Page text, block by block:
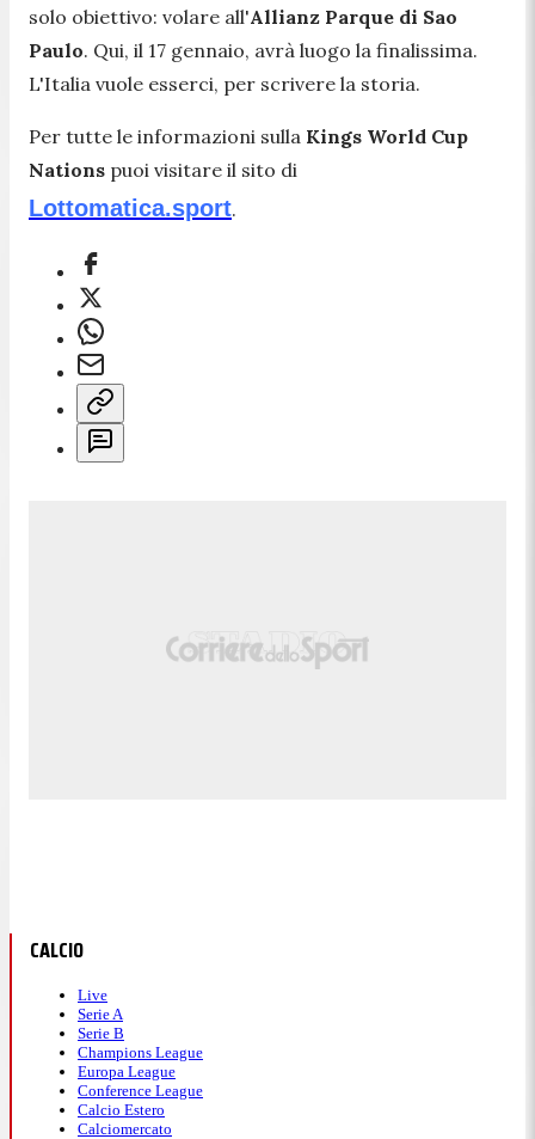
solo obiettivo: volare all'Allianz Parque di Sao
Paulo. Qui, il 17 gennaio, avrà luogo la finalissima.
L'Italia vuole esserci, per scrivere la storia.
Per tutte le informazioni sulla Kings World Cup
Nations puoi visitare il sito di
Lottomatica.sport.
CALCIO
Live
Serie A
Serie B
Champions League
Europa League
Conference League
Calcio Estero
Calciomercato